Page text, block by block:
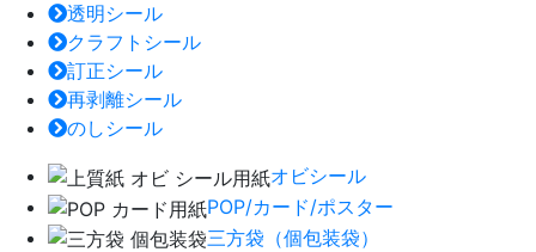
透明シール
クラフトシール
訂正シール
再剥離シール
のしシール
オビシール
POP/カード/ポスター
三方袋（個包装袋）